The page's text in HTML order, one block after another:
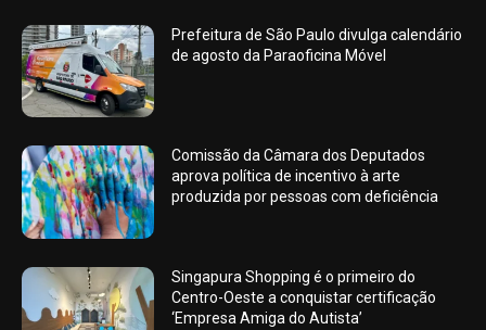
Prefeitura de São Paulo divulga calendário
de agosto da Paraoficina Móvel
Comissão da Câmara dos Deputados
aprova política de incentivo à arte
produzida por pessoas com deficiência
Singapura Shopping é o primeiro do
Centro-Oeste a conquistar certificação
‘Empresa Amiga do Autista’